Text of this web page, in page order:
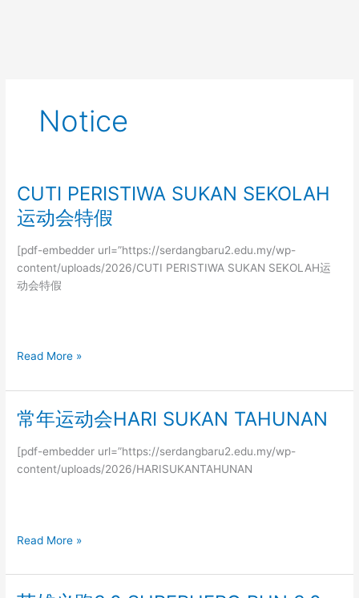
Notice
CUTI PERISTIWA SUKAN SEKOLAH
运动会特假
[pdf-embedder url=”https://serdangbaru2.edu.my/wp-
content/uploads/2026/CUTI PERISTIWA SUKAN SEKOLAH运
动会特假
CUTI
PERISTIWA
SUKAN
SEKOLAH
运
动
Read More »
常年运动会HARI SUKAN TAHUNAN
[pdf-embedder url=”https://serdangbaru2.edu.my/wp-
content/uploads/2026/HARISUKANTAHUNAN
常
运
动
TAHUNAN
Read More »